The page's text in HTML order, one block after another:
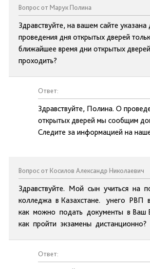
Вопрос от Марук Полина
Здравствуйте, на вашем сайте указана
проведения дня открытых дверей
ближайшее время дни открытых
проходить?
Ответ:
Здравствуйте, Полина. О
открытых дверей мы сообщим
Следите за информацией на
Вопрос от Косилов Александр Николаевич
Здравствуйте. Мой сын учиться на
колледжа в Казахстане. унего РВП
как можно подать документы в Ваш
как пройти экзамены
Ответ: